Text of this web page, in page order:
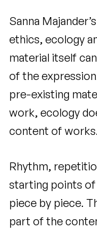
Sanna
ethics, ecology
material itself
of the
pre-existing
work, ecology
content of works.
Rhythm,
starting points of
piece by piece.
part of the